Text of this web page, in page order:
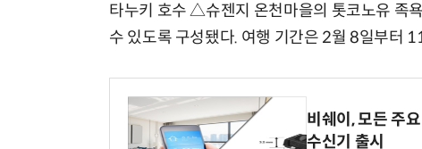
타누키 호수 △슈젠지 온천마을의 톳코노유 족
수 있도록 구성됐다. 여행 기간은 2월 8일부터
비쉐이, 모든 주
수신기 출시